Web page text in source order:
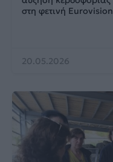
στη φετινή Eurovision
20.05.2026